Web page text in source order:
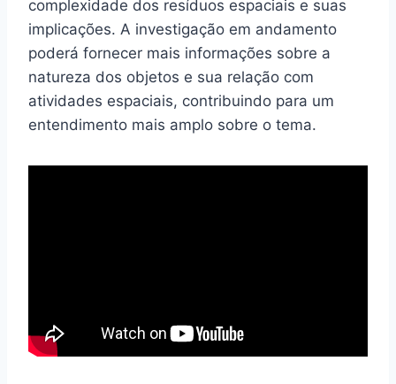
complexidade dos resíduos espaciais e suas
implicações. A investigação em andamento
poderá fornecer mais informações sobre a
natureza dos objetos e sua relação com
atividades espaciais, contribuindo para um
entendimento mais amplo sobre o tema.